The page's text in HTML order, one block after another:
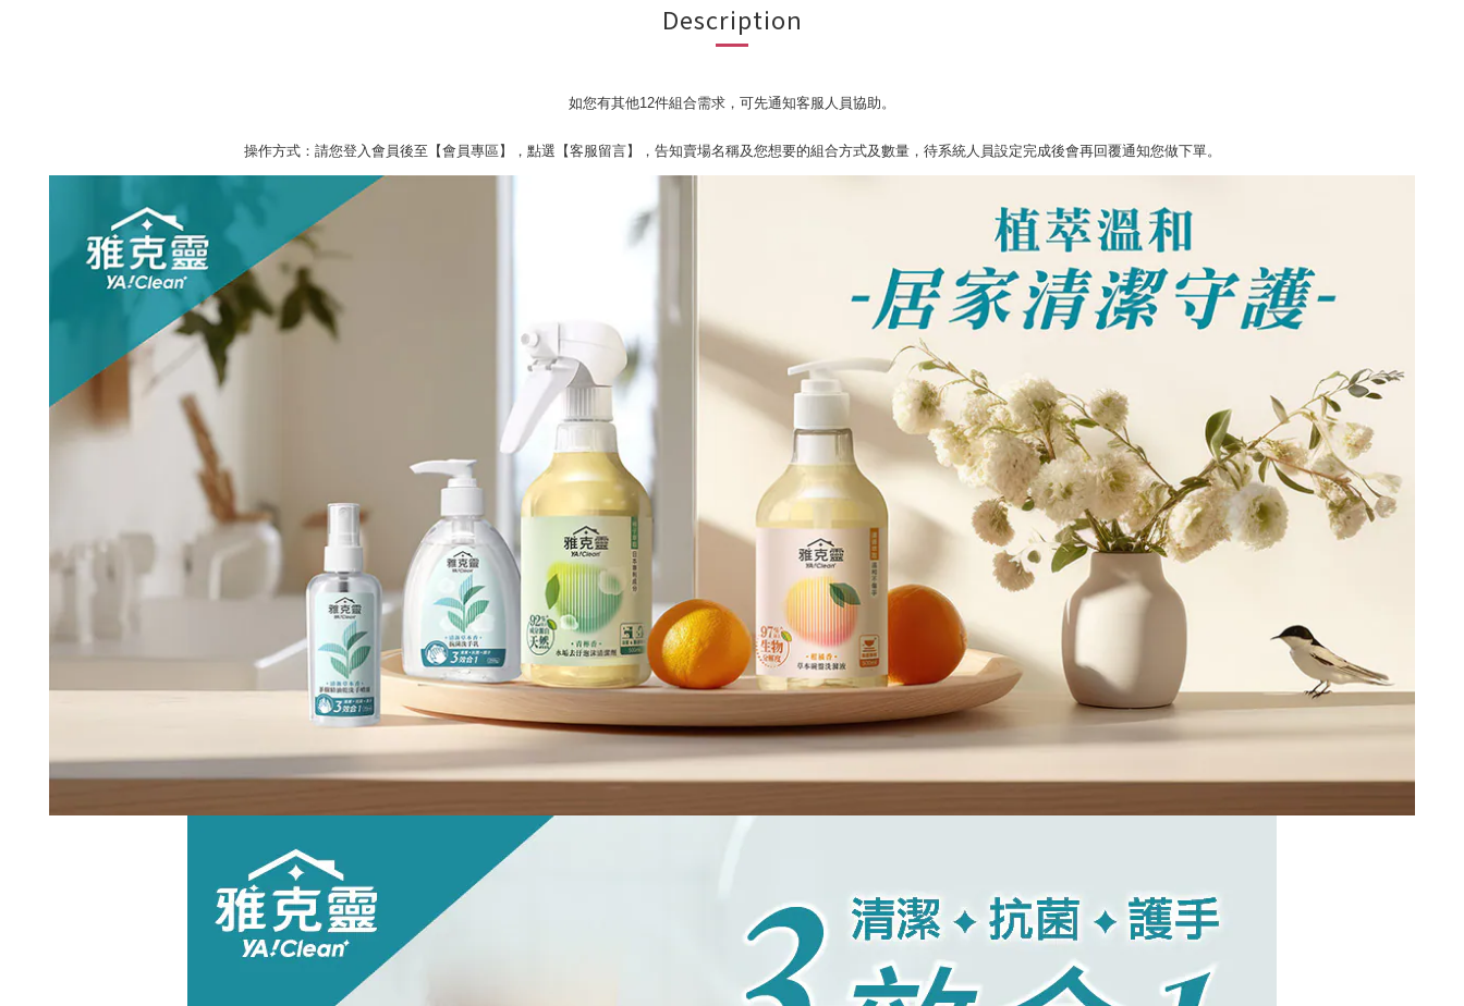
Description
如您有其他12件組合需求，可先通知客服人員協助。
操作方式：請您登入會員後至【會員專區】，點選【客服留言】，告知賣場名稱及您想要的組合方式及數量，待系統人員設定完成後會再回覆通知您做下單。